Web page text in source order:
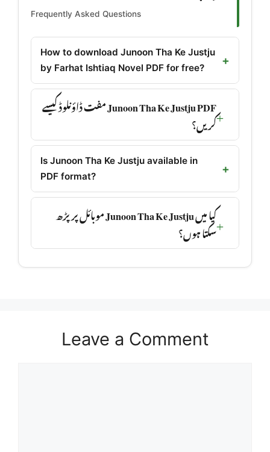
Frequently Asked Questions
How to download Junoon Tha Ke Justju
by Farhat Ishtiaq Novel PDF for free?
Junoon Tha Ke Justju PDF مفت ڈاؤنلوڈ کیسے
کریں؟
Is Junoon Tha Ke Justju available in
PDF format?
کیا میں Junoon Tha Ke Justju موبائل پر پڑھ
سکتا ہوں؟
Leave a Comment